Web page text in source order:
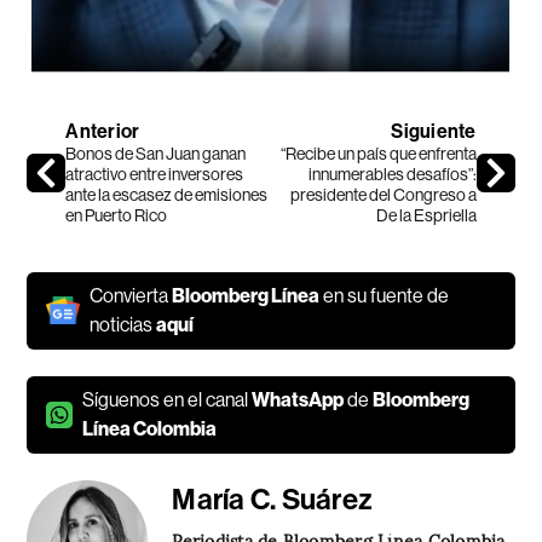
Anterior
Bonos de San Juan ganan
atractivo entre inversores
ante la escasez de emisiones
en Puerto Rico
Siguiente
“Recibe un país que enfrenta
innumerables desafíos”:
presidente del Congreso a
De la Espriella
ConviertaBloomberg Línea en su fuente de
noticiasaquí
Síguenos en el canalWhatsAppdeBloomberg
Línea Colombia
María C. Suárez